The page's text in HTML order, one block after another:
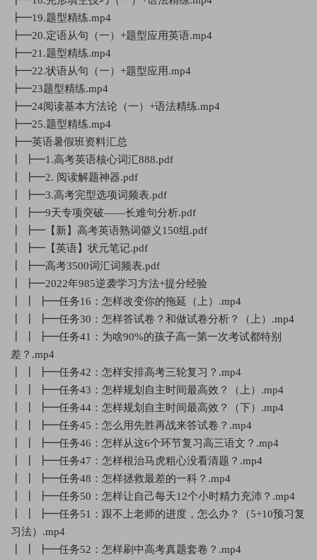
┣━19.题型精练.mp4
┣━20.定语从句（一）+题型应用英语.mp4
┣━21.题型精练.mp4
┣━22.状语从句（一）+题型应用.mp4
┣━23题型精练.mp4
┣━24阅读基本方法论（一）+语法精练.mp4
┣━25.题型精练.mp4
┣━英语暑假班资料汇总
┃ ┣━1.高考英语核心词汇888.pdf
┃ ┣━2. 阅读解题神器.pdf
┃ ┣━3.高考完型选项词频表.pdf
┃ ┣━9天专项突破——长难句分析.pdf
┃ ┣━【新】高考英语熟词僻义150组.pdf
┃ ┣━【英语】状元笔记.pdf
┃ ┣━高考3500词汇词频表.pdf
┃ ┣━2022年985逆袭学习方法+提分经验
┃ ┃ ┣━任务16：怎样改变你的拖延（上）.mp4
┃ ┃ ┣━任务30：怎样答试卷？和做试卷分析？（上）.mp4
┃ ┃ ┣━任务41：为啥90%的孩子高一第一次考试都特别
差？.mp4
┃ ┃ ┣━任务42：怎样安排高考三轮复习？.mp4
┃ ┃ ┣━任务43：怎样规划自主时间最高效？（上）.mp4
┃ ┃ ┣━任务44：怎样规划自主时间最高效？（下）.mp4
┃ ┃ ┣━任务45：怎么用先胜再战来答试卷？.mp4
┃ ┃ ┣━任务46：怎样从这6个环节复习高三语文？.mp4
┃ ┃ ┣━任务47：怎样根治马虎粗心没看清题？.mp4
┃ ┃ ┣━任务48：怎样拯救最差的一科？.mp4
┃ ┃ ┣━任务50：怎样让自己每天12个小时精力充沛？.mp4
┃ ┃ ┣━任务51：跟不上老师的进度，怎么办？（5+10预习复
习法）.mp4
┃ ┃ ┣━任务52：怎样刷中高考真题套卷？.mp4